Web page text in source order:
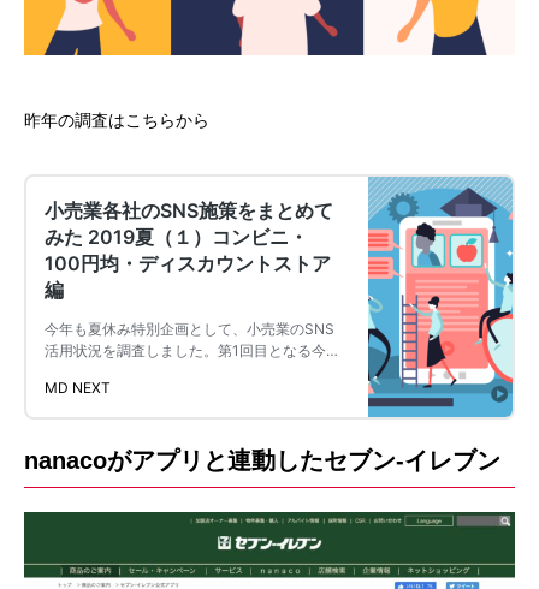
昨年の調査はこちらから
nanacoがアプリと連動したセブン-イレブン